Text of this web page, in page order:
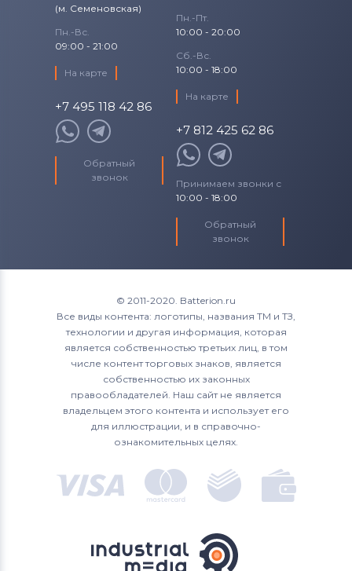
(м. Семеновская)
Пн.-Вс.
09:00 - 21:00
На карте
+7 495 118 42 86
Обратный
звонок
Пн.-Пт.
10:00 - 20:00
Сб.-Вс.
10:00 - 18:00
На карте
+7 812 425 62 86
Принимаем звонки с
10:00 - 18:00
Обратный
звонок
© 2011-2020. Batterion.ru
Все виды контента: логотипы, названия ТМ и ТЗ,
технологии и другая информация, которая
является собственностью третьих лиц, в том
числе контент торговых знаков, является
собственностью их законных
правообладателей. Наш сайт не является
владельцем этого контента и использует его
для иллюстрации, и в справочно-
ознакомительных целях.